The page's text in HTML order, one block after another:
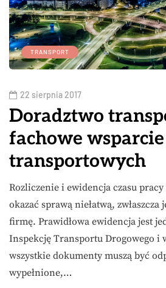
TRANSPORT
22 sierpnia 2017
Doradztwo
fachowe
transportowych
Rozliczenie i ewidencja czasu
okazać sprawą niełatwą,
firmę. Prawidłowa ewidencja jest
Inspekcję Transportu Drogowego i
wszystkie dokumenty muszą być
wypełnione,…